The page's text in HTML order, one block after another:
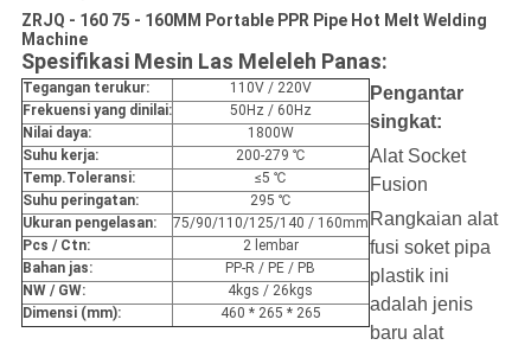
ZRJQ - 160 75 - 160MM Portable PPR Pipe Hot Melt Welding
Machine
Spesifikasi Mesin Las Meleleh Panas:
Tegangan terukur:
110V / 220V
Frekuensi yang dinilai:
50Hz / 60Hz
Nilai daya:
1800W
Suhu kerja:
200-279 ℃
Temp.Toleransi:
≤5 ℃
Suhu peringatan:
295 ℃
Ukuran pengelasan:
75/90/110/125/140 / 160mm
Pcs / Ctn:
2 lembar
Bahan jas:
PP-R / PE / PB
NW / GW:
4kgs / 26kgs
Dimensi (mm):
460 * 265 * 265
Pengantar
singkat:
Alat Socket
Fusion
Rangkaian alat
fusi soket pipa
plastik ini
adalah jenis
baru alat